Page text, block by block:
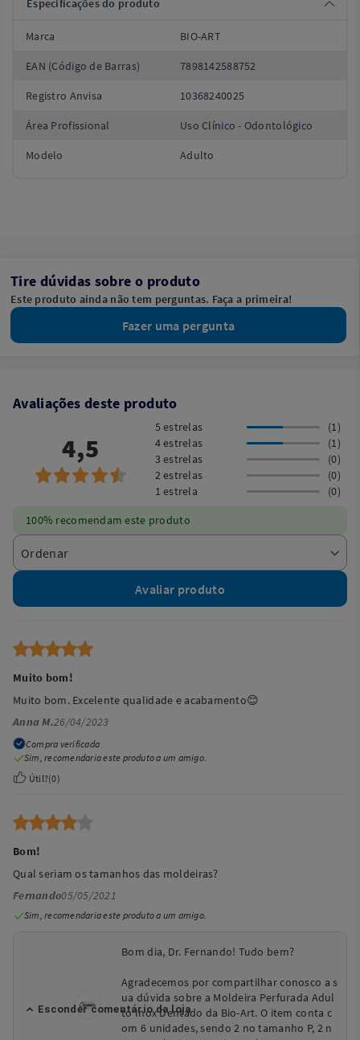
Especificações do produto
Marca BIO-ART
EAN (Código de Barras) 7898142588752
Registro Anvisa 10368240025
Área Profissional Uso Clínico - Odontológico
Modelo Adulto
Tire dúvidas sobre o produto
Este produto ainda não tem perguntas. Faça a primeira!
Fazer uma pergunta
Avaliações deste produto
4,5
5 estrelas
(1)
4 estrelas
(1)
3 estrelas
(0)
2 estrelas
(0)
1 estrela
(0)
100% recomendam este produto
Avaliar produto
Muito bom!
Muito bom. Excelente qualidade e acabamento😊
Anna M.26/04/2023
Compra verificada
Sim, recomendaria este produto a um amigo.
Útil?(0)
Bom!
Qual seriam os tamanhos das moldeiras?
Fernando05/05/2021
Sim, recomendaria este produto a um amigo.
Bom dia, Dr. Fernando! Tudo bem?
Agradecemos por compartilhar conosco a s
ua dúvida sobre a Moldeira Perfurada Adul
to Inox Dentado da Bio-Art. O item conta c
om 6 unidades, sendo 2 no tamanho P, 2 n